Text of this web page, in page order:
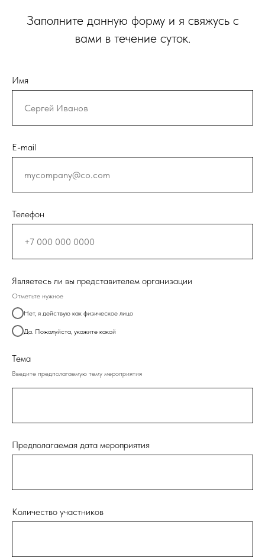
Заполните данную форму и я свяжусь с
вами в течение суток.
Имя
E-mail
Телефон
Являетесь ли вы представителем организации
Отметьте нужное
Нет, я действую как физическое лицо
Да. Пожалуйста, укажите какой
Тема
Введите предполагаемую тему мероприятия
Предполагаемая дата мероприятия
Количество участников